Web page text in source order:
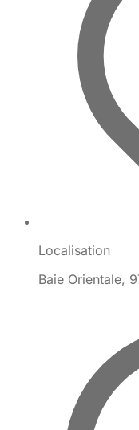
Localisation
Baie Orientale,